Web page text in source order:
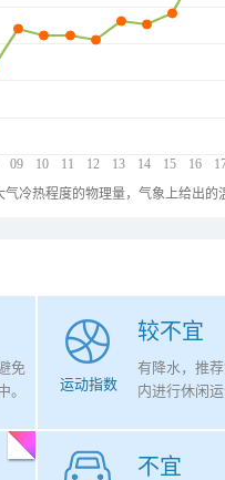
09 10 11 12 13 14 15 16
气冷热程度的物理量，气象上给出
免
。
较不宜
运动指数
有降水，推
内进行休闲
不宜